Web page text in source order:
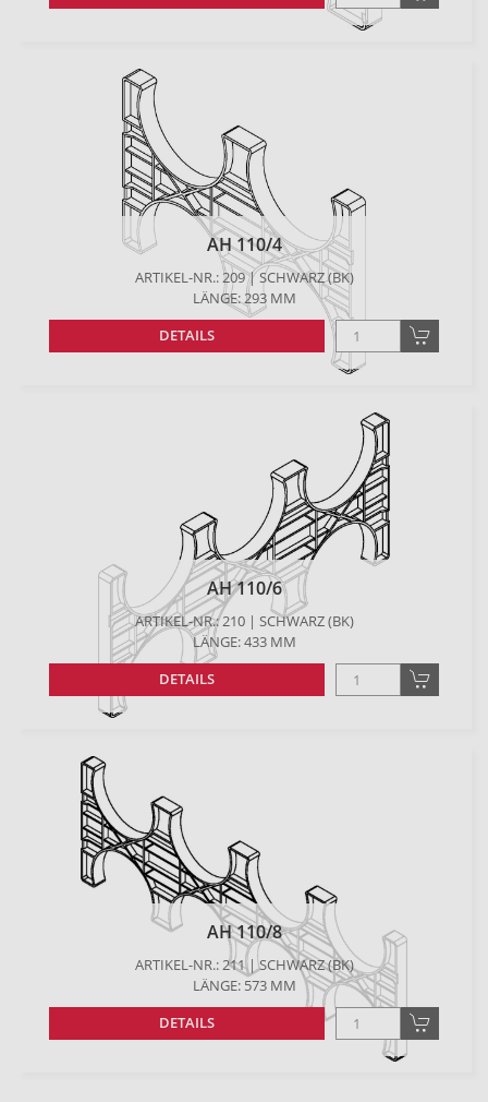
AH 110/4
ARTIKEL-NR.: 209 | SCHWARZ (BK)
LÄNGE: 293 MM
DETAILS
AH 110/6
ARTIKEL-NR.: 210 | SCHWARZ (BK)
LÄNGE: 433 MM
DETAILS
AH 110/8
ARTIKEL-NR.: 211 | SCHWARZ (BK)
LÄNGE: 573 MM
DETAILS